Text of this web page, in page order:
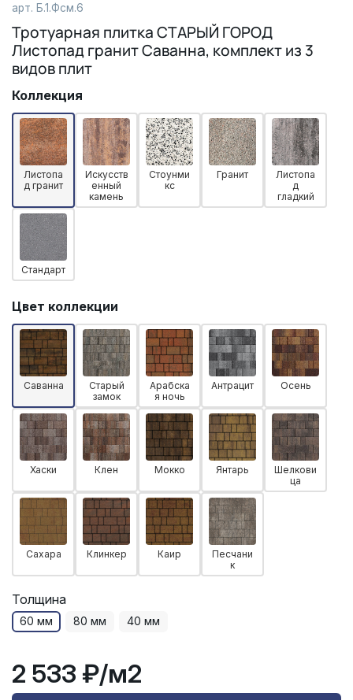
арт. Б.1.Фсм.6
Тротуарная плитка СТАРЫЙ ГОРОД
Листопад гранит Саванна, комплект из 3
видов плит
Коллекция
Листопа
д гранит
Искусств
енный
камень
Стоунми
кс
Гранит
Листопа
д
гладкий
Стандарт
Цвет коллекции
Саванна
Старый
замок
Арабска
я ночь
Антрацит Осень
Хаски Клен Мокко Янтарь
Шелкови
ца
Сахара Клинкер Каир
Песчани
к
Толщина
60 мм 80 мм 40 мм
2 533 ₽/м2